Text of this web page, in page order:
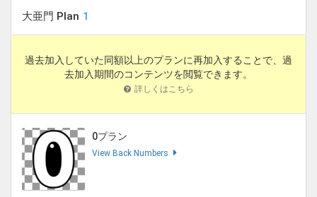
大亜門 Plan 1
過去加入していた同額以上のプランに再加入することで、過
去加入期間のコンテンツを閲覧できます。
詳しくはこちら
0プラン
View Back Numbers